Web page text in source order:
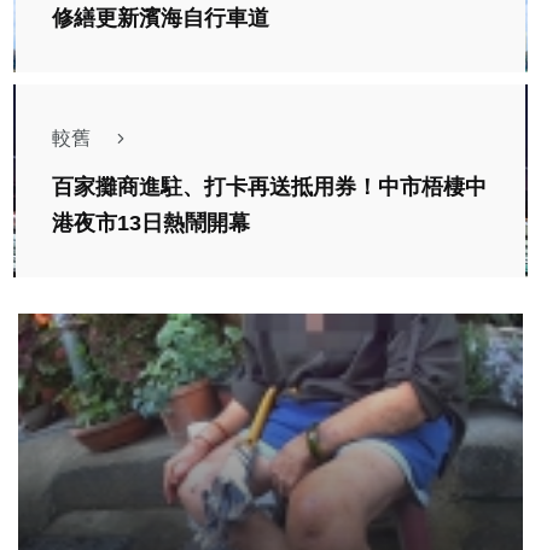
修繕更新濱海自行車道
較舊
百家攤商進駐、打卡再送抵用券！中市梧棲中
港夜市13日熱鬧開幕